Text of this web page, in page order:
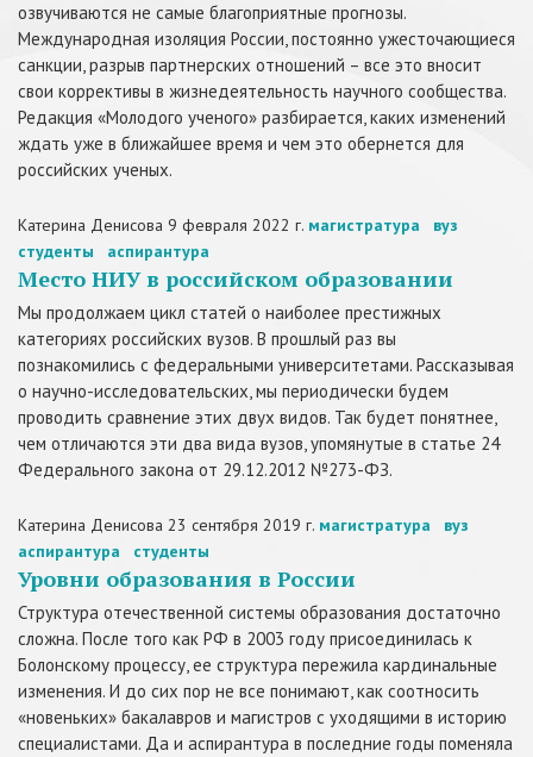
озвучиваются не самые благоприятные прогнозы.
Международная изоляция России, постоянно ужесточающиеся
санкции, разрыв партнерских отношений – все это вносит
свои коррективы в жизнедеятельность научного сообщества.
Редакция «Молодого ученого» разбирается, каких изменений
ждать уже в ближайшее время и чем это обернется для
российских ученых.
Катерина Денисова 9 февраля 2022 г. магистратура
вуз
студенты
аспирантура
Место НИУ в российском образовании
Мы продолжаем цикл статей о наиболее престижных
категориях российских вузов. В прошлый раз вы
познакомились с федеральными университетами. Рассказывая
о научно-исследовательских, мы периодически будем
проводить сравнение этих двух видов. Так будет понятнее,
чем отличаются эти два вида вузов, упомянутые в статье 24
Федерального закона от 29.12.2012 №273-ФЗ.
Катерина Денисова 23 сентября 2019 г. магистратура
вуз
аспирантура
студенты
Уровни образования в России
Структура отечественной системы образования достаточно
сложна. После того как РФ в 2003 году присоединилась к
Болонскому процессу, ее структура пережила кардинальные
изменения. И до сих пор не все понимают, как соотносить
«новеньких» бакалавров и магистров с уходящими в историю
специалистами. Да и аспирантура в последние годы поменяла